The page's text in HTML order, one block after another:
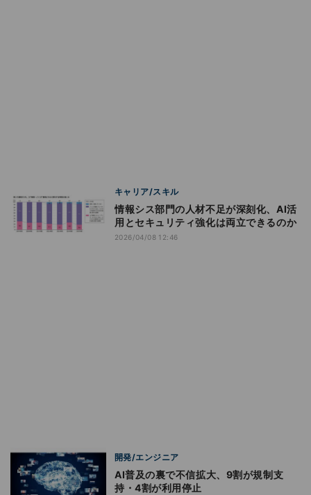
キャリア/スキル
情報シス部門の人材不足が深刻化、AI活
用とセキュリティ強化は両立できるのか
2026/04/08 12:46
開発/エンジニア
AI普及の裏で不信拡大、9割が規制支
持・4割が利用停止